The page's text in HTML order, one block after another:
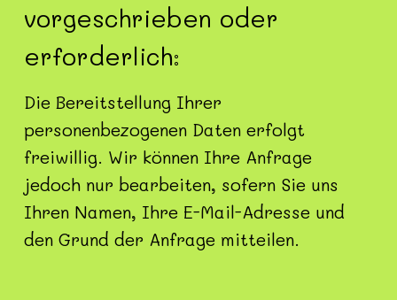
vorgeschrieben oder
erforderlich:
Die Bereitstellung Ihrer
personenbezogenen Daten erfolgt
freiwillig. Wir können Ihre Anfrage
jedoch nur bearbeiten, sofern Sie uns
Ihren Namen, Ihre E-Mail-Adresse und
den Grund der Anfrage mitteilen.